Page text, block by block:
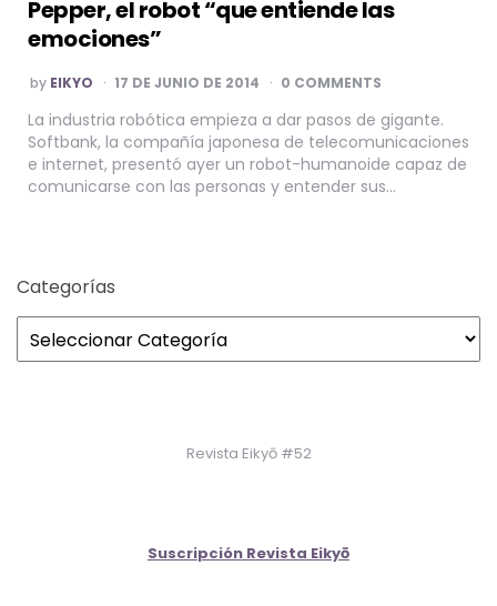
Pepper, el robot “que entiende las
emociones”
POSTED
BY
by EIKYO 17 DE JUNIO DE 2014 0 COMMENTS
La industria robótica empieza a dar pasos de gigante.
Softbank, la compañía japonesa de telecomunicaciones
e internet, presentó ayer un robot-humanoide capaz de
comunicarse con las personas y entender sus…
Categorías
Revista Eikyō #52
Suscripción Revista Eikyō